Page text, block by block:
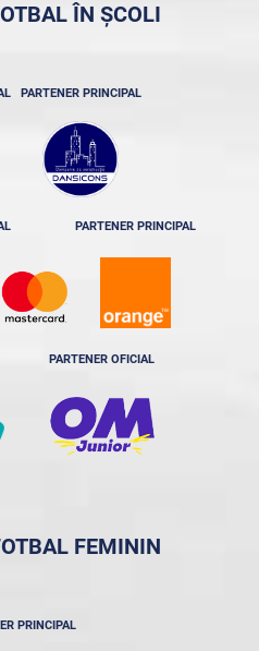
ÎN ȘCOLI
PARTENER PRINCIPAL
PARTENER PRINCIPAL
PARTENER OFICIAL
FEMININ
PRINCIPAL